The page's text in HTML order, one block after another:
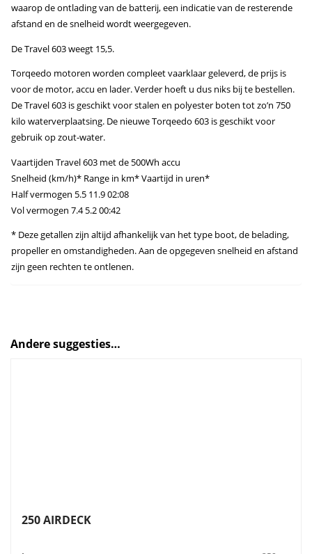
waarop de ontlading van de batterij, een indicatie van de resterende
afstand en de snelheid wordt weergegeven.
De Travel 603 weegt 15,5.
Torqeedo motoren worden compleet vaarklaar geleverd, de prijs is
voor de motor, accu en lader. Verder hoeft u dus niks bij te bestellen.
De Travel 603 is geschikt voor stalen en polyester boten tot zo’n 750
kilo waterverplaatsing. De nieuwe Torqeedo 603 is geschikt voor
gebruik op zout-water.
Vaartijden Travel 603 met de 500Wh accu
Snelheid (km/h)* Range in km* Vaartijd in uren*
Half vermogen 5.5 11.9 02:08
Vol vermogen 7.4 5.2 00:42
* Deze getallen zijn altijd afhankelijk van het type boot, de belading,
propeller en omstandigheden. Aan de opgegeven snelheid en afstand
zijn geen rechten te ontlenen.
Andere suggesties…
250 AIRDECK